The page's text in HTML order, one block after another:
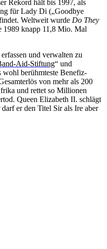
Rekord hält bis 1997, als
für Lady Di („Goodbye
Weltweit wurde Do They
1989 knapp 11,8 Mio. Mal
und verwalten zu
Aid-Stiftung“ und
wohl berühmteste Benefiz-
von mehr als 200
und rettet so Millionen
Queen Elizabeth II. schlägt
er den Titel Sir als Ire aber